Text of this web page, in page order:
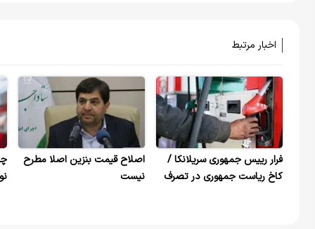
اخبار مرتبط
فرار رییس جمهوری سریلانکا /
کاخ ریاست جمهوری در تصرف
اصلاح قیمت بنزین اصلا مطرح
نیست